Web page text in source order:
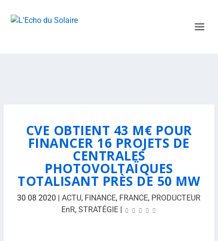
CVE OBTIENT 43 M€ POUR
FINANCER 16 PROJETS DE
CENTRALES
PHOTOVOLTAÏQUES
TOTALISANT PRÈS DE 50 MW
30 08 2020 |ACTU, FINANCE, FRANCE, PRODUCTEUR
EnR,STRATÉGIE |